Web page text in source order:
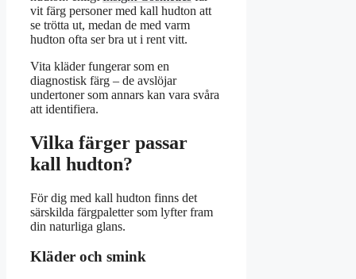
vit färg personer med kall hudton att
se trötta ut, medan de med varm
hudton ofta ser bra ut i rent vitt.
Vita kläder fungerar som en
diagnostisk färg – de avslöjar
undertoner som annars kan vara svåra
att identifiera.
Vilka färger passar
kall hudton?
För dig med kall hudton finns det
särskilda färgpaletter som lyfter fram
din naturliga glans.
Kläder och smink